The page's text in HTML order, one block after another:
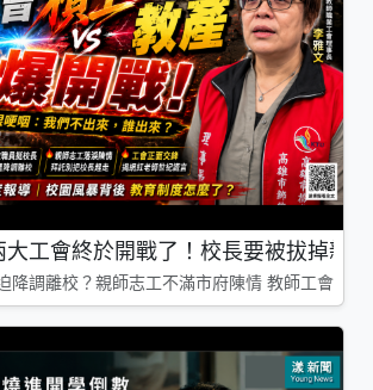
大工會終於開戰了！校長要被拔掉親
降調離校？親師志工不滿市府陳情 教師工會槓